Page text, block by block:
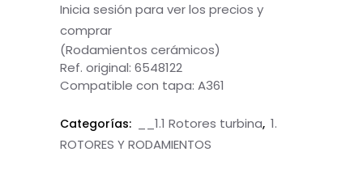
Inicia sesión para ver los precios y
comprar
(Rodamientos cerámicos)
Ref. original: 6548122
Compatible con tapa: A361
Categorías: __1.1 Rotores turbina, 1.
ROTORES Y RODAMIENTOS